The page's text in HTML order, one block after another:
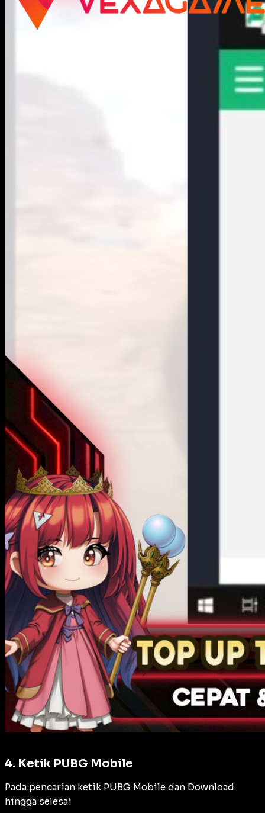
4. Ketik PUBG Mobile
Pada pencarian ketik PUBG Mobile dan Download
hingga selesai